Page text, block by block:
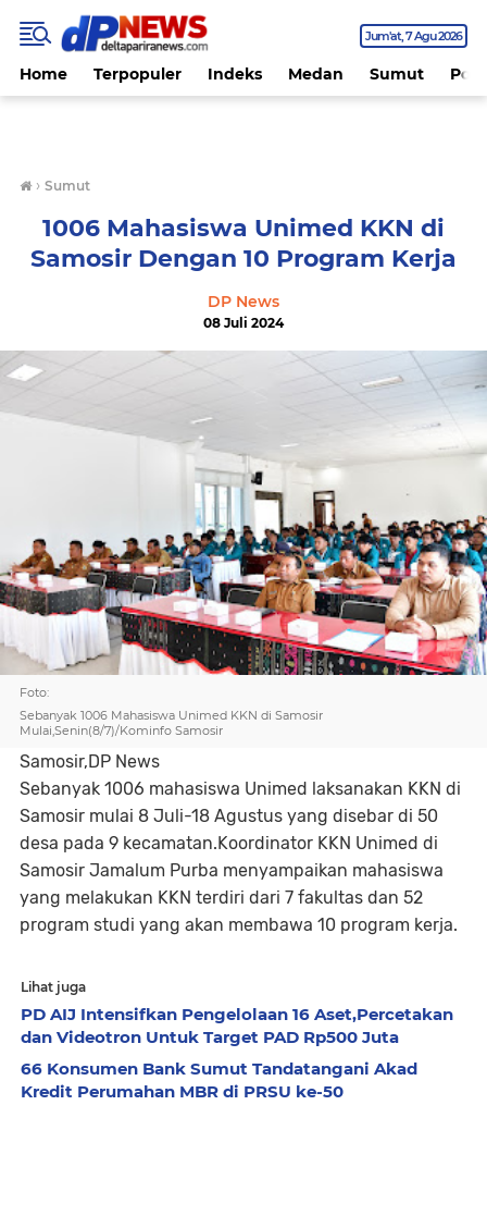
Jum'at 7 Agu 2026
Home Terpopuler Indeks Medan Sumut
› Sumut
1006 Mahasiswa Unimed KKN di
Samosir Dengan 10 Program Kerja
DP News
08 Juli 2024
Foto:
Sebanyak 1006 Mahasiswa Unimed KKN di Samosir
Mulai,Senin(8/7)/Kominfo Samosir
Samosir,DP News
Sebanyak 1006 mahasiswa Unimed laksanakan KKN di
Samosir mulai 8 Juli-18 Agustus yang disebar di 50
desa pada 9 kecamatan.Koordinator KKN Unimed di
Samosir Jamalum Purba menyampaikan mahasiswa
yang melakukan KKN terdiri dari 7 fakultas dan 52
program studi yang akan membawa 10 program kerja.
Lihat juga
PD AIJ Intensifkan Pengelolaan 16 Aset,Percetakan
dan Videotron Untuk Target PAD Rp500 Juta
66 Konsumen Bank Sumut Tandatangani Akad
Kredit Perumahan MBR di PRSU ke-50